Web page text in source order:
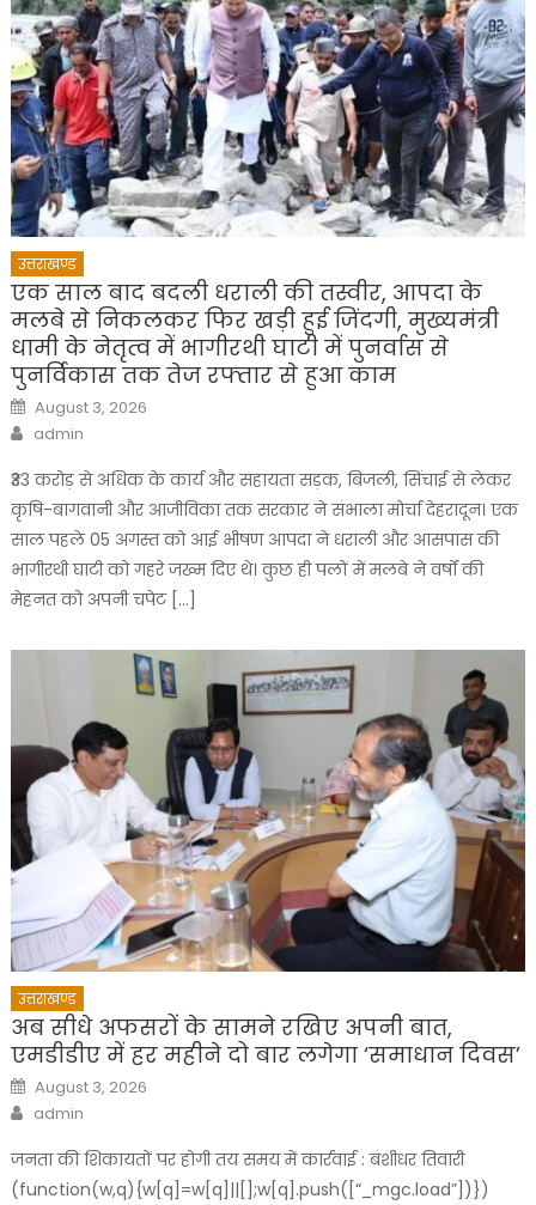
उत्तराखण्ड
एक साल बाद बदली धराली की तस्वीर, आपदा के
मलबे से निकलकर फिर खड़ी हुई जिंदगी, मुख्यमंत्री
धामी के नेतृत्व में भागीरथी घाटी में पुनर्वास से
पुनर्विकास तक तेज रफ्तार से हुआ काम
Posted
on
August 3, 2026
Author
admin
₹33 करोड़ से अधिक के कार्य और सहायता सड़क, बिजली, सिंचाई से लेकर
कृषि-बागवानी और आजीविका तक सरकार ने संभाला मोर्चा देहरादून। एक
साल पहले 05 अगस्त को आई भीषण आपदा ने धराली और आसपास की
भागीरथी घाटी को गहरे जख्म दिए थे। कुछ ही पलों में मलबे ने वर्षों की
मेहनत को अपनी चपेट […]
उत्तराखण्ड
अब सीधे अफसरों के सामने रखिए अपनी बात,
एमडीडीए में हर महीने दो बार लगेगा ‘समाधान दिवस’
Posted
on
August 3, 2026
Author
admin
जनता की शिकायतों पर होगी तय समय में कार्रवाई : बंशीधर तिवारी
(function(w,q){w[q]=w[q]||[];w[q].push([“_mgc.load”])})